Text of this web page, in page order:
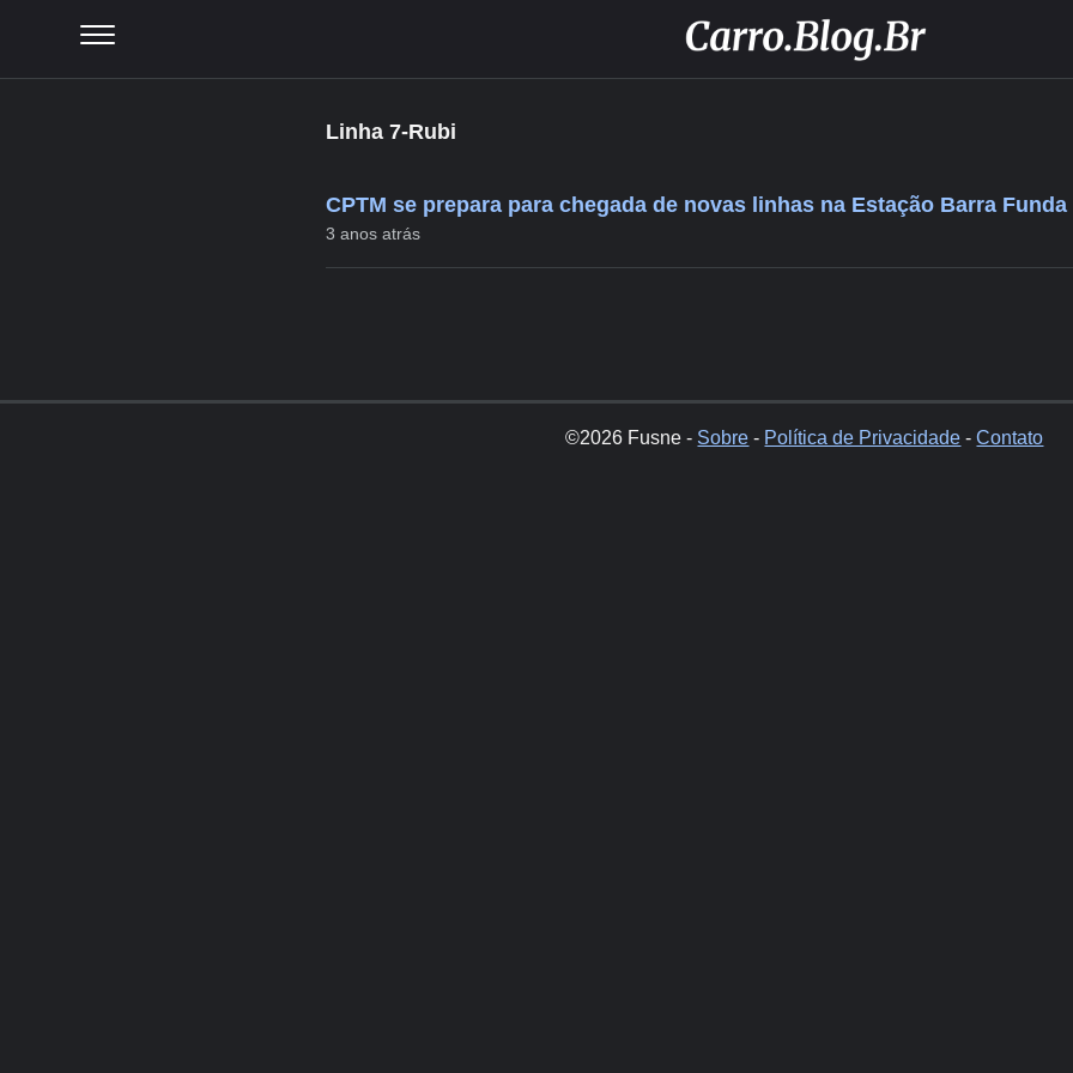
Linha 7-Rubi
CPTM se prepara para chegada de novas linhas na Estação Barra Funda
3 anos atrás
©2026 Fusne - Sobre - Política de Privacidade -Contato